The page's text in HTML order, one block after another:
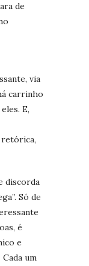
de
via
carrinho
E,
retórica,
discorda
Só de
é
e
um